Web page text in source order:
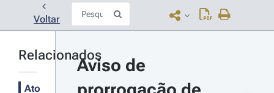
Voltar
Relacionados
Ato
Aviso de